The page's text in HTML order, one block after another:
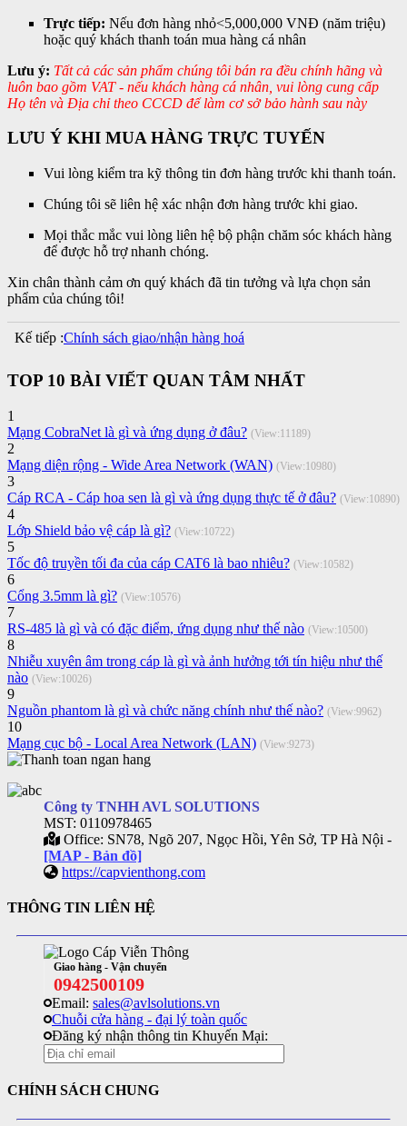
Trực tiếp: Nếu đơn hàng nhỏ<5,000,000 VNĐ (năm triệu)
hoặc quý khách thanh toán mua hàng cá nhân
Lưu ý: Tất cả các sản phẩm chúng tôi bán ra đều chính hãng và
luôn bao gồm VAT - nếu khách hàng cá nhân, vui lòng cung cấp
Họ tên và Địa chỉ theo CCCD để làm cơ sở bảo hành sau này
LƯU Ý KHI MUA HÀNG TRỰC TUYẾN
Vui lòng kiểm tra kỹ thông tin đơn hàng trước khi thanh toán.
Chúng tôi sẽ liên hệ xác nhận đơn hàng trước khi giao.
Mọi thắc mắc vui lòng liên hệ bộ phận chăm sóc khách hàng
để được hỗ trợ nhanh chóng.
Xin chân thành cảm ơn quý khách đã tin tưởng và lựa chọn sản
phẩm của chúng tôi!
Kế tiếp :Chính sách giao/nhận hàng hoá
TOP 10 BÀI VIẾT QUAN TÂM NHẤT
1
Mạng CobraNet là gì và ứng dụng ở đâu? (View:11189)
2
Mạng diện rộng - Wide Area Network (WAN) (View:10980)
3
Cáp RCA - Cáp hoa sen là gì và ứng dụng thực tế ở đâu? (View:10890)
4
Lớp Shield bảo vệ cáp là gì? (View:10722)
5
Tốc độ truyền tối đa của cáp CAT6 là bao nhiêu? (View:10582)
6
Cổng 3.5mm là gì? (View:10576)
7
RS-485 là gì và có đặc điểm, ứng dụng như thế nào (View:10500)
8
Nhiễu xuyên âm trong cáp là gì và ảnh hưởng tới tín hiệu như thế
nào (View:10026)
9
Nguồn phantom là gì và chức năng chính như thế nào? (View:9962)
10
Mạng cục bộ - Local Area Network (LAN) (View:9273)
Công ty TNHH AVL SOLUTIONS
MST: 0110978465
Office: SN78, Ngõ 207, Ngọc Hồi, Yên Sở, TP Hà Nội -
[MAP - Bản đồ]
https://capvienthong.com
THÔNG TIN LIÊN HỆ
Giao hàng - Vận chuyển
0942500109
Email: sales@avlsolutions.vn
Chuỗi cửa hàng - đại lý toàn quốc
Đăng ký nhận thông tin Khuyến Mại:
CHÍNH SÁCH CHUNG